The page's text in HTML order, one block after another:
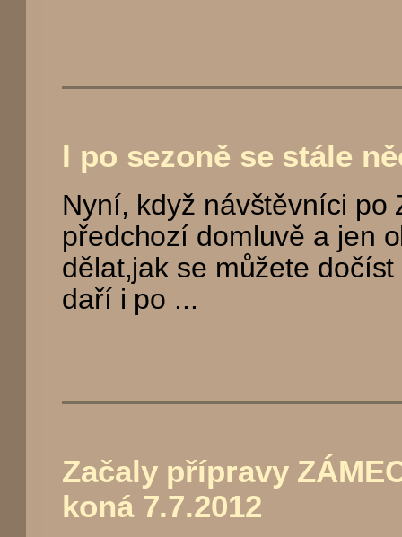
I po sezoně se stále
Nyní, když návštěvníci po
předchozí domluvě a jen
dělat,jak se můžete
daří i po ...
Začaly přípravy
koná 7.7.2012